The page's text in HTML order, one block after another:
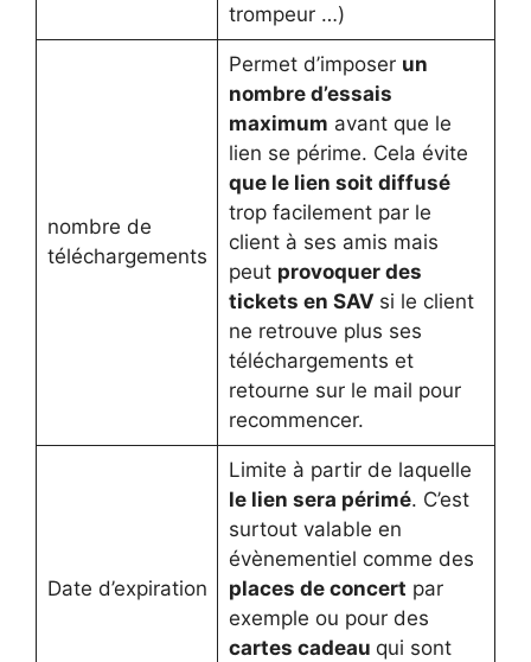
trompeur …)
nombre de
téléchargements
Permet d’imposer un
nombre d’essais
maximum avant que le
lien se périme. Cela évite
que le lien soit diffusé
trop facilement par le
client à ses amis mais
peut provoquer des
tickets en SAV si le client
ne retrouve plus ses
téléchargements et
retourne sur le mail pour
recommencer.
Date d’expiration
Limite à partir de laquelle
le lien sera périmé. C’est
surtout valable en
évènementiel comme des
places de concert par
exemple ou pour des
cartes cadeau qui sont